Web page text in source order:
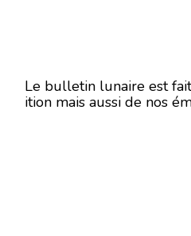
Le bulletin lunaire est
ition mais aussi de nos